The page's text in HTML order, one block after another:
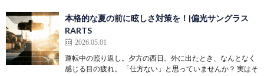
本格的な夏の前に眩しさ対策を！|偏光サングラス
RARTS
2026.05.01
運転中の照り返し。夕方の西日。外に出たとき、なんとなく
感じる目の疲れ。 「仕方ない」と思っていませんか？ 実はそ